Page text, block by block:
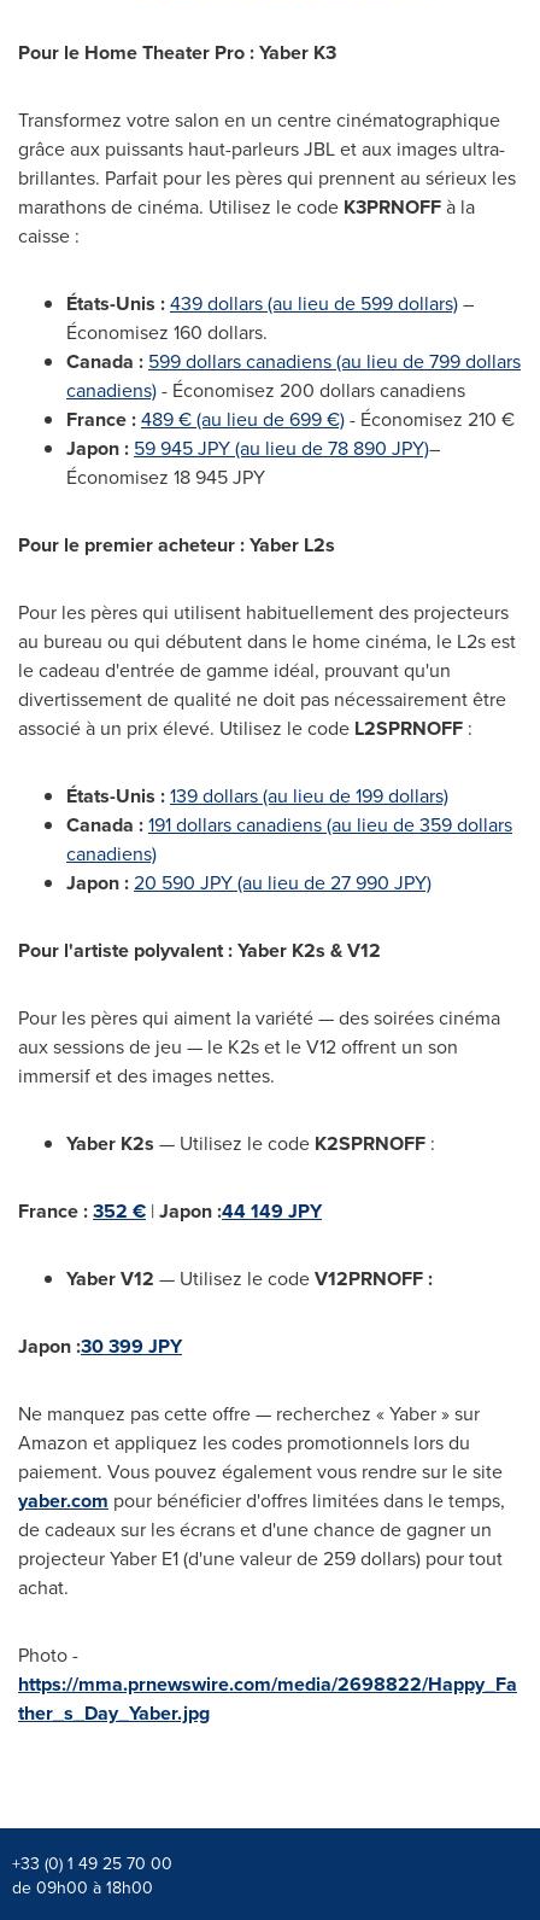
Pour le Home Theater Pro : Yaber K3
Transformez votre salon en un centre cinématographique
grâce aux puissants haut-parleurs JBL et aux images ultra-
brillantes. Parfait pour les pères qui prennent au sérieux les
marathons de cinéma. Utilisez le code K3PRNOFFà la
caisse :
États-Unis :439 dollars (au lieu de 599 dollars)–
Économisez 160 dollars.
Canada : 599 dollars canadiens (au lieu de 799 dollars
canadiens)- Économisez 200 dollars canadiens
France :489 € (au lieu de 699 €)- Économisez 210 €
Japon : 59 945 JPY (au lieu de 78 890 JPY)–
Économisez 18 945 JPY
Pour le premier acheteur : Yaber L2s
Pour les pères qui utilisent habituellement des projecteurs
au bureau ou qui débutent dans le home cinéma, le L2s est
le cadeau d'entrée de gamme idéal, prouvant qu'un
divertissement de qualité ne doit pas nécessairement être
associé à un prix élevé. Utilisez le code L2SPRNOFF :
États-Unis :139 dollars (au lieu de 199 dollars)
Canada :191 dollars canadiens (au lieu de 359 dollars
canadiens)
Japon :20 590 JPY (au lieu de 27 990 JPY)
Pour l'artiste polyvalent : Yaber K2s & V12
Pour les pères qui aiment la variété — des soirées cinéma
aux sessions de jeu — le K2s et le V12 offrent un son
immersif et des images nettes.
Yaber K2s — Utilisez le code K2SPRNOFF :
France :352 € |Japon :44 149 JPY
Yaber V12 — Utilisez le codeV12PRNOFF :
Japon :30 399 JPY
Ne manquez pas cette offre — recherchez « Yaber » sur
Amazon et appliquez les codes promotionnels lors du
paiement. Vous pouvez également vous rendre sur le site
yaber.com pour bénéficier d'offres limitées dans le temps,
de cadeaux sur les écrans et d'une chance de gagner un
projecteur Yaber E1 (d'une valeur de 259 dollars) pour tout
achat.
Photo -
https://mma.prnewswire.com/media/2698822/Happy_Fa
ther_s_Day_Yaber.jpg
+33 (0) 1 49 25 70 00
de 09h00 à 18h00